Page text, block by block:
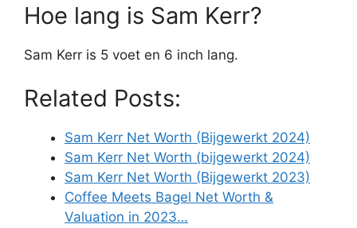
Hoe lang is Sam Kerr?
Sam Kerr is 5 voet en 6 inch lang.
Related Posts:
Sam Kerr Net Worth (Bijgewerkt 2024)
Sam Kerr Net Worth (bijgewerkt 2024)
Sam Kerr Net Worth (Bijgewerkt 2023)
Coffee Meets Bagel Net Worth &
Valuation in 2023…